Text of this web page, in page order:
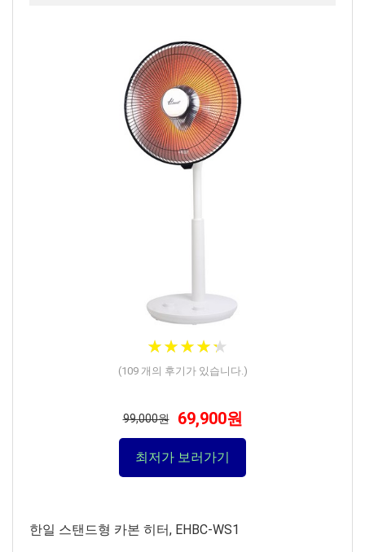
★★★★★
★★★★★
(109개의 후기가 있습니다.)
99,000원 69,900원
최저가 보러가기
한일 스탠드형 카본 히터, EHBC-WS1